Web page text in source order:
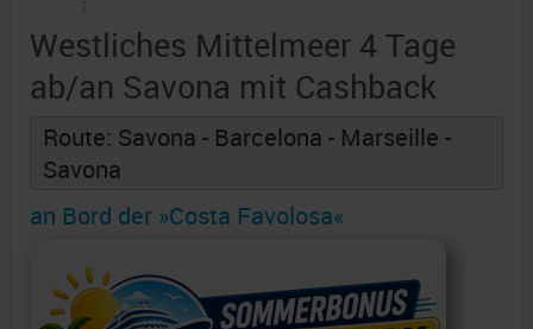
Westliches Mittelmeer 4 Tage
ab/an Savona mit Cashback
Route: Savona - Barcelona - Marseille -
Savona
an Bord der »Costa Favolosa«